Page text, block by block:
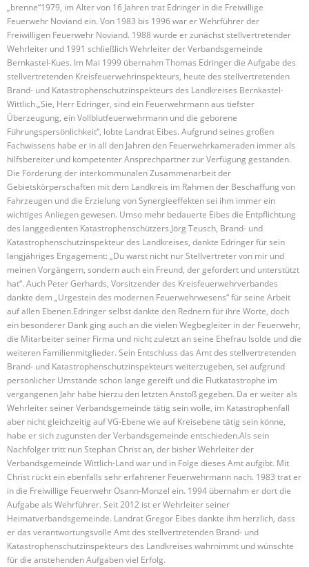
„brenne“1979, im Alter von 16 Jahren trat Edringer in die Freiwillige
Feuerwehr Noviand ein. Von 1983 bis 1996 war er Wehrführer der
Freiwilligen Feuerwehr Noviand. 1988 wurde er zunächst stellvertretender
Wehrleiter und 1991 schließlich Wehrleiter der Verbandsgemeinde
Bernkastel-Kues. Im Mai 1999 übernahm Thomas Edringer die Aufgabe des
stellvertretenden Kreisfeuerwehrinspekteurs, heute des stellvertretenden
Brand- und Katastrophenschutzinspekteurs des Landkreises Bernkastel-
Wittlich.„Sie, Herr Edringer, sind ein Feuerwehrmann aus tiefster
Überzeugung, ein Vollblutfeuerwehrmann und die geborene
Führungspersönlichkeit“, lobte Landrat Eibes. Aufgrund seines großen
Fachwissens habe er in all den Jahren den Feuerwehrkameraden immer als
hilfsbereiter und kompetenter Ansprechpartner zur Verfügung gestanden.
Die Förderung der interkommunalen Zusammenarbeit der
Gebietskörperschaften mit dem Landkreis im Rahmen der Beschaffung von
Fahrzeugen und die Erzielung von Synergieeffekten sei ihm immer ein
wichtiges Anliegen gewesen. Umso mehr bedauerte Eibes die Entpflichtung
des langgedienten Katastrophenschützers.Jörg Teusch, Brand- und
Katastrophenschutzinspekteur des Landkreises, dankte Edringer für sein
langjähriges Engagement: „Du warst nicht nur Stellvertreter von mir und
meinen Vorgängern, sondern auch ein Freund, der gefordert und unterstützt
hat“. Auch Peter Gerhards, Vorsitzender des Kreisfeuerwehrverbandes
dankte dem „Urgestein des modernen Feuerwehrwesens“ für seine Arbeit
auf allen Ebenen.Edringer selbst dankte den Rednern für ihre Worte, doch
ein besonderer Dank ging auch an die vielen Wegbegleiter in der Feuerwehr,
die Mitarbeiter seiner Firma und nicht zuletzt an seine Ehefrau Isolde und die
weiteren Familienmitglieder. Sein Entschluss das Amt des stellvertretenden
Brand- und Katastrophenschutzinspekteurs weiterzugeben, sei aufgrund
persönlicher Umstände schon lange gereift und die Flutkatastrophe im
vergangenen Jahr habe hierzu den letzten Anstoß gegeben. Da er weiter als
Wehrleiter seiner Verbandsgemeinde tätig sein wolle, im Katastrophenfall
aber nicht gleichzeitig auf VG-Ebene wie auf Kreisebene tätig sein könne,
habe er sich zugunsten der Verbandsgemeinde entschieden.Als sein
Nachfolger tritt nun Stephan Christ an, der bisher Wehrleiter der
Verbandsgemeinde Wittlich-Land war und in Folge dieses Amt aufgibt. Mit
Christ rückt ein ebenfalls sehr erfahrener Feuerwehrmann nach. 1983 trat er
in die Freiwillige Feuerwehr Osann-Monzel ein. 1994 übernahm er dort die
Aufgabe als Wehrführer. Seit 2012 ist er Wehrleiter seiner
Heimatverbandsgemeinde. Landrat Gregor Eibes dankte ihm herzlich, dass
er das verantwortungsvolle Amt des stellvertretenden Brand- und
Katastrophenschutzinspekteurs des Landkreises wahrnimmt und wünschte
für die anstehenden Aufgaben viel Erfolg.